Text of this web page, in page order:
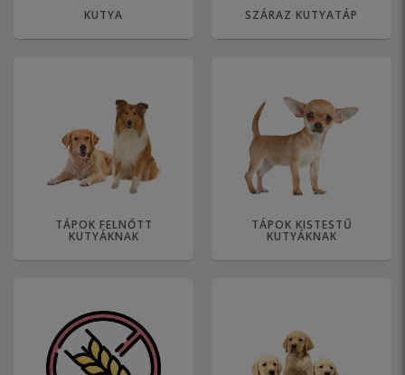
KUTYA SZÁRAZ KUTYATÁP
TÁPOK FELNŐTT
KUTYÁKNAK
TÁPOK KISTESTŰ
KUTYÁKNAK